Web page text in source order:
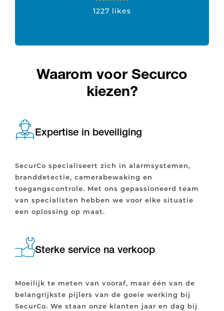
1227 likes
Waarom voor Securco
kiezen?
Expertise in beveiliging
SecurCo specialiseert zich in alarmsystemen,
branddetectie, camerabewaking en
toegangscontrole. Met ons gepassioneerd team
van specialisten hebben we voor elke situatie
een oplossing op maat.
Sterke service na verkoop
Moeilijk te meten van vooraf, maar één van de
belangrijkste pijlers van de goeie werking bij
SecurCo. We staan onze klanten jaar en dag bij